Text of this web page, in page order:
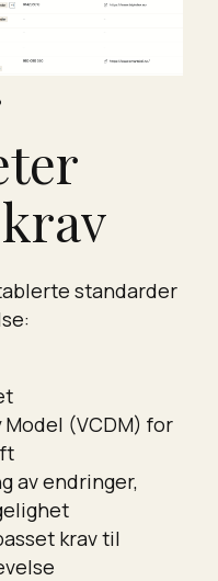
standarder
(VCDM) for
av endringer,
krav til